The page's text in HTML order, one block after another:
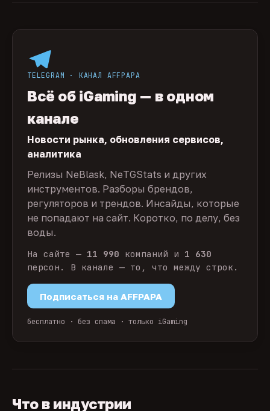
TELEGRAM · КАНАЛ AFFPAPA
Всё об iGaming — в одном
канале
Новости рынка, обновления сервисов,
аналитика
Релизы NeBlask, NeTGStats и других
инструментов. Разборы брендов,
регуляторов и трендов. Инсайды, которые
не попадают на сайт. Коротко, по делу, без
воды.
На сайте — 11 990 компаний и 1 630
персон. В канале — то, что между строк.
Подписаться на AFFPAPA
бесплатно · без спама · только iGaming
Что в индустрии